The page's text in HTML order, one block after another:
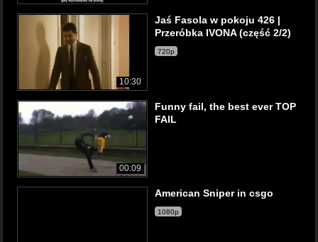
10:30
Jaś Fasola w pokoju 426 |
Przeróbka IVONA (część 2/2)
720p
00:09
Funny fail, the best ever TOP
FAIL
American Sniper in csgo
1080p